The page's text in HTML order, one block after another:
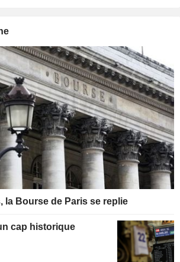
la Bourse de Paris se replie
cap historique